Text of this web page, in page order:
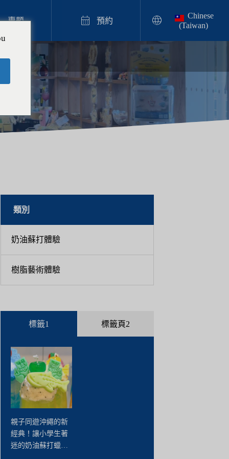
專題  預約 
Chinese
(Taiwan)
奶油蘇打體驗
【沖繩奶油蘇打蠟燭體驗指南】在日本
首創的實物大小蠟燭，就在沖繩親手製
作吧！
2025.12.05

類別
奶油蘇打體驗
樹脂藝術體驗
標籤1 標籤頁2
親子同遊沖繩的新
經典！讓小學生著
迷的奶油蘇打蠟燭